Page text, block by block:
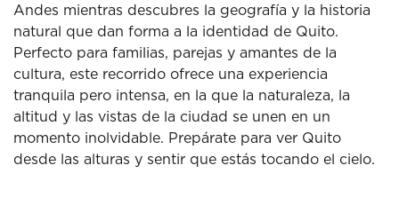
Andes mientras descubres la geografía y la historia
natural que dan forma a la identidad de Quito.
Perfecto para familias, parejas y amantes de la
cultura, este recorrido ofrece una experiencia
tranquila pero intensa, en la que la naturaleza, la
altitud y las vistas de la ciudad se unen en un
momento inolvidable. Prepárate para ver Quito
desde las alturas y sentir que estás tocando el cielo.